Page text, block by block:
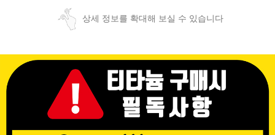
상세 정보를 확대해 보실 수 있습니다